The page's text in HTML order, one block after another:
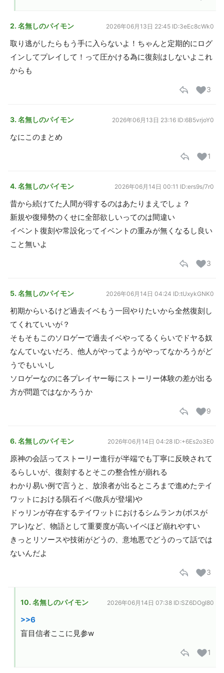
2. 名無しのパイモン 2026年06月13日 22:45 ID:3eEc8cWk0
取り逃がしたらもう手に入らないよ！ちゃんと定期的にログ
インしてプレイして！って圧かける為に復刻はしないよこれ
からも
3
3. 名無しのパイモン 2026年06月13日 23:16 ID:6B5vrjoY0
なにこのまとめ
1
4. 名無しのパイモン 2026年06月14日 00:11 ID:ers9s/7r0
昔から続けてた人間が得するのはあたりまえでしょ？
新規や復帰勢のくせに全部欲しいってのは間違い
イベント復刻や常設化ってイベントの重みが無くなるし良い
こと無いよ
3
5. 名無しのパイモン 2026年06月14日 04:24 ID:tUxykGNK0
初期からいるけど過去イベもう一回やりたいから全然復刻し
てくれていいが？
そもそもこのソロゲーで過去イベやってるくらいでドヤる奴
なんていないだろ、他人がやってようがやってなかろうがど
うでもいいし
ソロゲーなのに各プレイヤー毎にストーリー体験の差が出る
方が問題ではなかろうか
9
6. 名無しのパイモン 2026年06月14日 04:28 ID:+6Es2o3E0
原神の会話ってストーリー進行が半端でも丁寧に反映されて
るらしいが、復刻するとそこの整合性が崩れる
わかり易い例で言うと、放浪者が出るところまで進めたテイ
ワットにおける隕石イベ(散兵が登場)や
ドゥリンが存在するテイワットにおけるシムランカ(ボスが
アレ)など、物語として重要度が高いイベほど崩れやすい
きっとリソースや技術がどうの、意地悪でどうのって話では
ないんだよ
3
10. 名無しのパイモン 2026年06月14日 07:38 ID:SZ6DOgI80
>>6
盲目信者ここに見参w
1